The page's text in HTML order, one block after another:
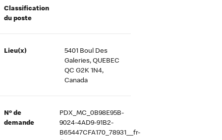
Classification
du poste
Lieu(x)
5401 Boul Des
Galeries, QUEBEC
QC G2K 1N4,
Canada
Nº de
demande
PDX_MC_0B98E95B-
9024-4AD9-91B2-
B65447CFA170_78931__fr-